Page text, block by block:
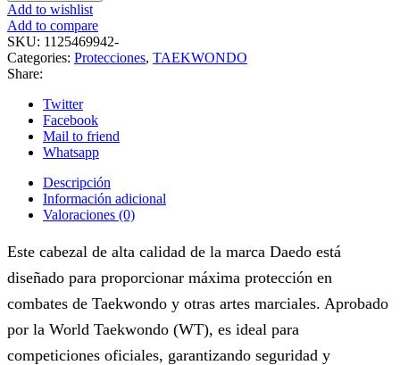
Add to wishlist
Add to compare
SKU: 1125469942-
Categories: Protecciones, TAEKWONDO
Share:
Twitter
Facebook
Mail to friend
Whatsapp
Descripción
Información adicional
Valoraciones (0)
Este cabezal de alta calidad de la marca Daedo está
diseñado para proporcionar máxima protección en
combates de Taekwondo y otras artes marciales. Aprobado
por la World Taekwondo (WT), es ideal para
competiciones oficiales, garantizando seguridad y